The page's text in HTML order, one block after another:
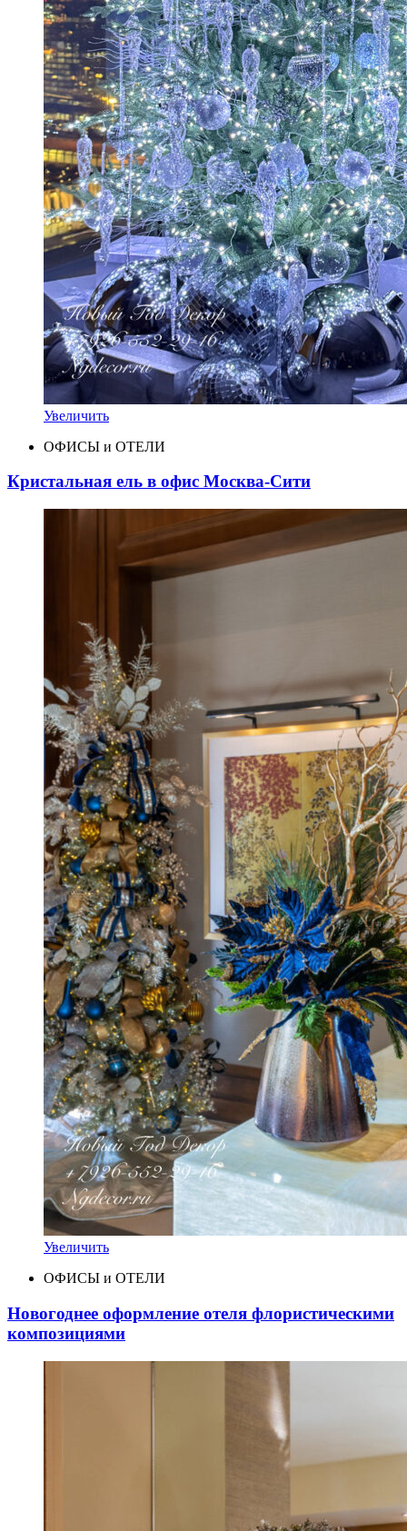
Увеличить
ОФИСЫ и ОТЕЛИ
Кристальная ель в офис Москва-Сити
Увеличить
ОФИСЫ и ОТЕЛИ
Новогоднее оформление отеля флористическими
композициями